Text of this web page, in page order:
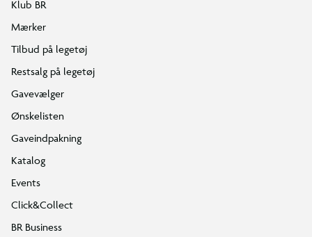
Klub BR
Mærker
Tilbud på legetøj
Restsalg på legetøj
Gavevælger
Ønskelisten
Gaveindpakning
Katalog
Events
Click&Collect
BR Business